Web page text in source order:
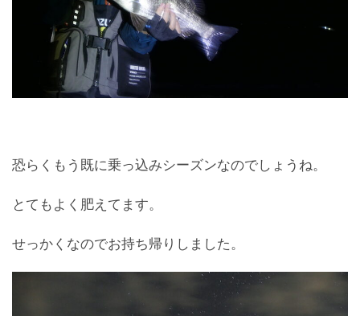
恐らくもう既に乗っ込みシーズンなのでしょうね。
とてもよく肥えてます。
せっかくなのでお持ち帰りしました。